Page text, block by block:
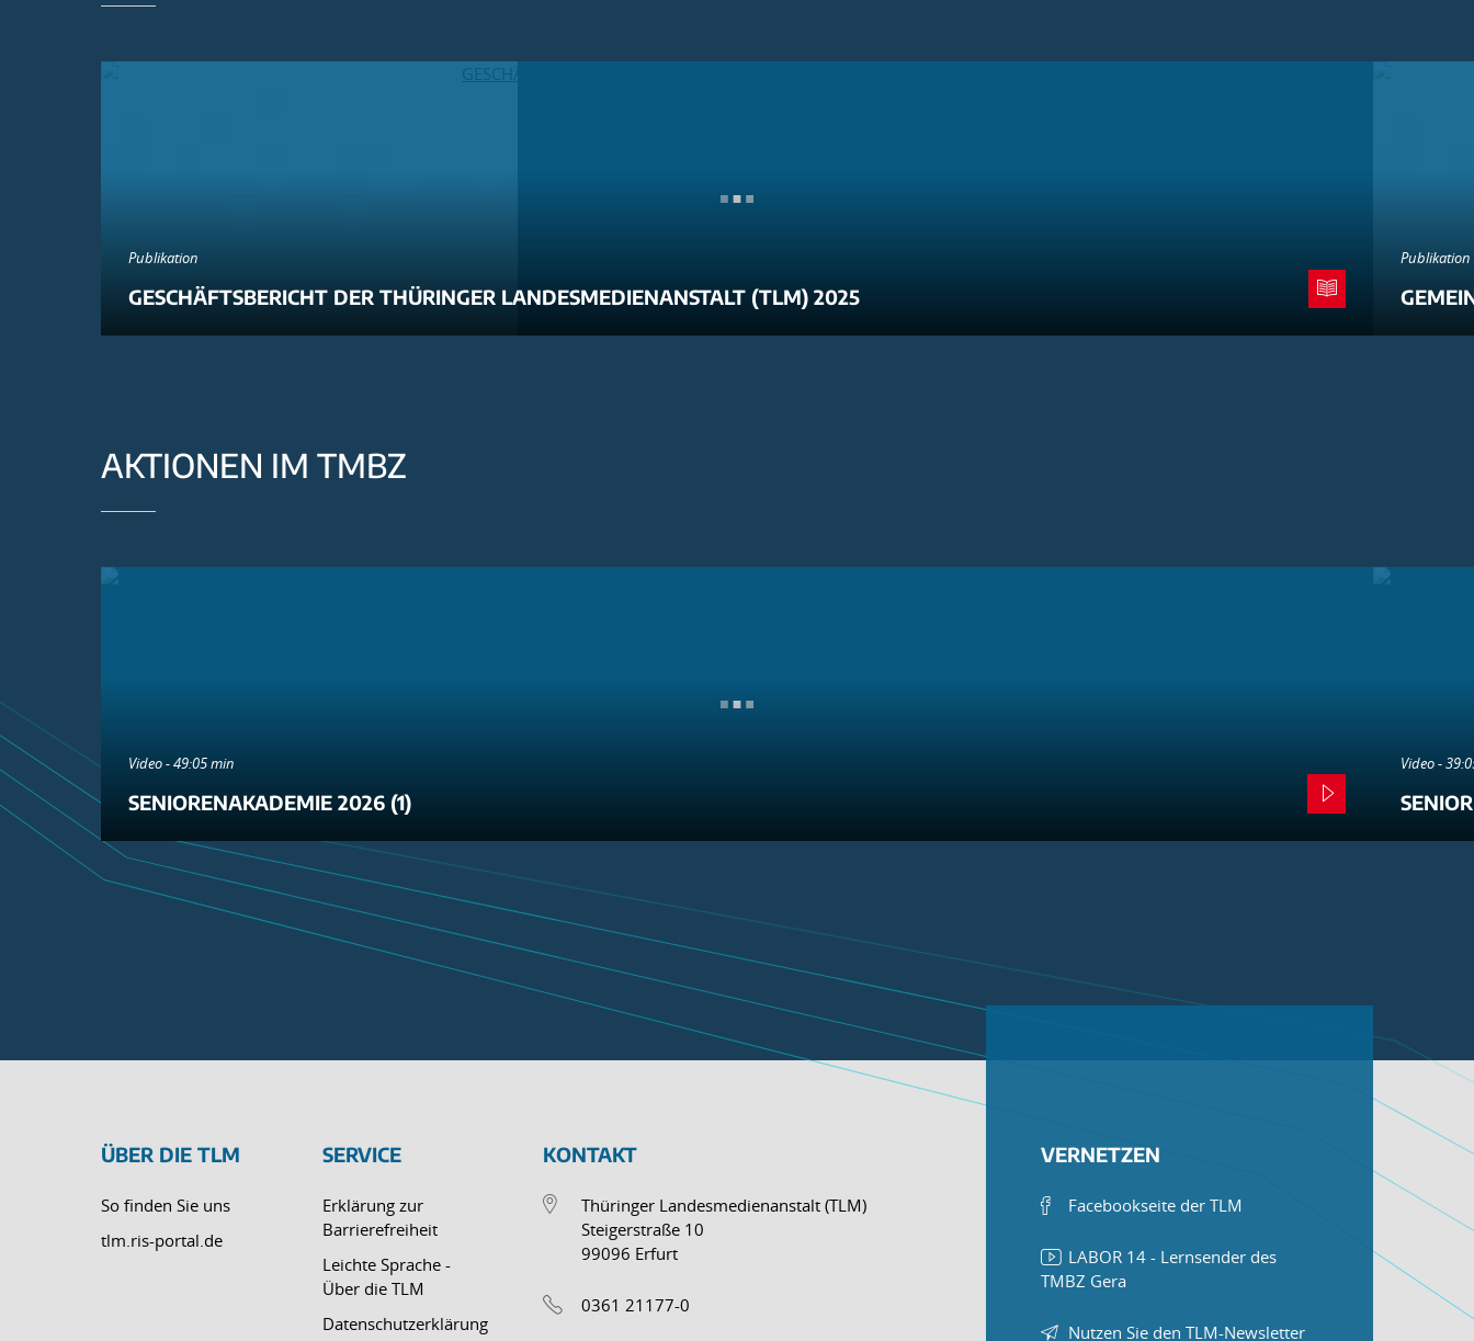
Publikation
GESCHÄFTSBERICHT DER THÜRINGER LANDESMEDIENANSTALT (TLM) 2025
Publikation
AKTIONEN IM TMBZ
Video - 49:05 min
SENIORENAKADEMIE 2026 (1)
Video -
ÜBER DIE TLM
So finden Sie uns
tlm.ris-portal.de
SERVICE
Erklärung zur
Barrierefreiheit
Leichte Sprache -
Über die TLM
Datenschutzerklärung
KONTAKT
Thüringer Landesmedienanstalt (TLM)
Steigerstraße 10
99096 Erfurt
0361 21177-0
VERNETZEN
Facebookseite der TLM
LABOR 14 - Lernsender des
TMBZ Gera
Nutzen Sie den TLM-Newsletter